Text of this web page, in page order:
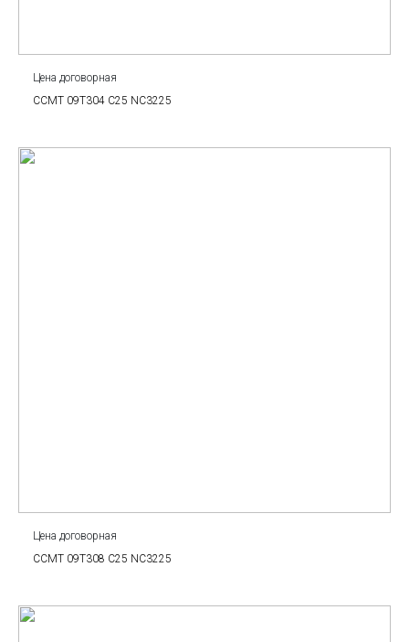
Цена договорная
CCMT 09T304 C25 NC3225
Цена договорная
CCMT 09T308 C25 NC3225